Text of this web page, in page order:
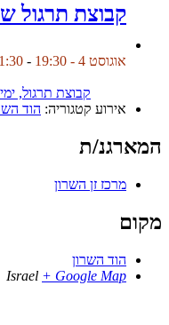
קבוצת תרגול
אוגוסט 4 - 19:30 -
קבוצת תרגול,
אירוע קטגוריה: הוד
המארגנ/ת
מרכז זן השרון
מקום
הוד השרון
Israel + Google Map